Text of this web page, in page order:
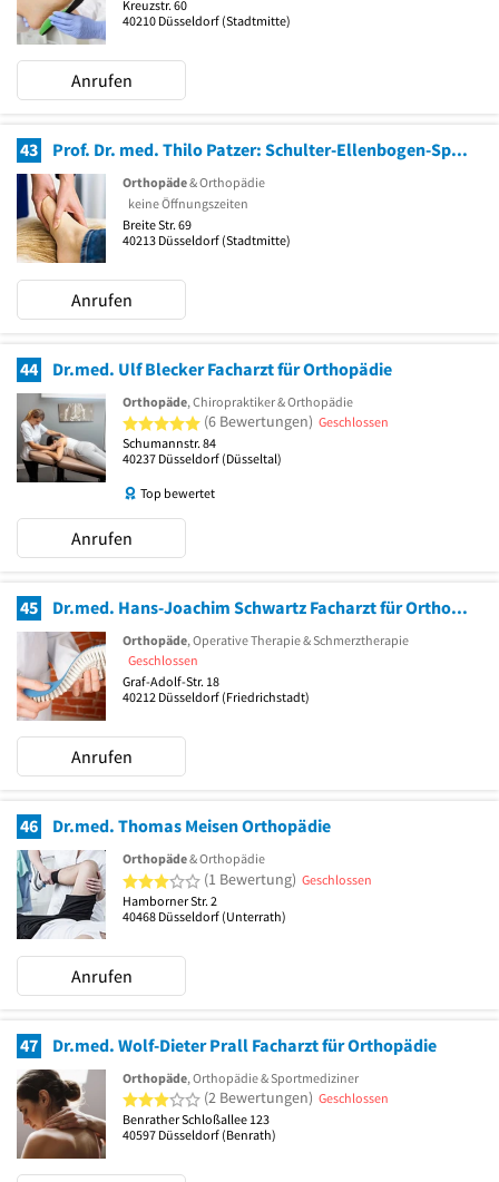
Kreuzstr. 60
40210 Düsseldorf (Stadtmitte)
Anrufen
43 Prof. Dr. med. Thilo Patzer: Schulter-Ellenbogen-Spezialist
Orthopäde& Orthopädie
keine Öffnungszeiten
Breite Str. 69
40213 Düsseldorf (Stadtmitte)
Anrufen
44 Dr.med. Ulf Blecker Facharzt für Orthopädie
Orthopäde, Chiropraktiker & Orthopädie
5 von 5 Sternen
(6 Bewertungen) Geschlossen
Schumannstr. 84
40237 Düsseldorf (Düsseltal)
Top bewertet
Anrufen
45 Dr.med. Hans-Joachim Schwartz Facharzt für Orthopädie
Orthopäde, Operative Therapie & Schmerztherapie
Geschlossen
Graf-Adolf-Str. 18
40212 Düsseldorf (Friedrichstadt)
Anrufen
46 Dr.med. Thomas Meisen Orthopädie
Orthopäde& Orthopädie
3 von 5 Sternen
(1 Bewertung) Geschlossen
Hamborner Str. 2
40468 Düsseldorf (Unterrath)
Anrufen
47 Dr.med. Wolf-Dieter Prall Facharzt für Orthopädie
Orthopäde, Orthopädie & Sportmediziner
3 von 5 Sternen
(2 Bewertungen) Geschlossen
Benrather Schloßallee 123
40597 Düsseldorf (Benrath)